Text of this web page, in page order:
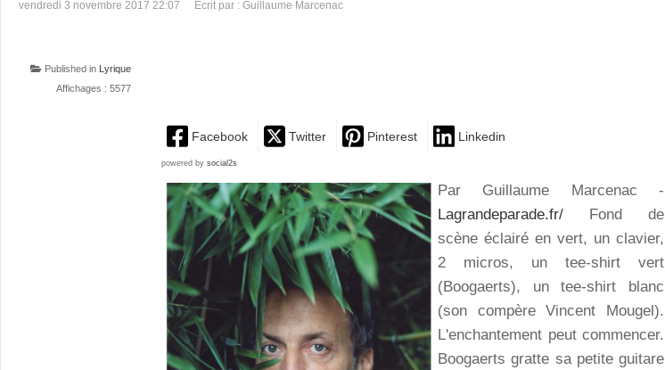
vendredi 3 novembre 2017 22:07 Écrit par : Guillaume Marcenac
Published in
Lyrique
Affichages : 5577
Facebook Twitter Pinterest Linkedin
powered by social2s
Par Guillaume Marcenac -
Lagrandeparade.fr/ Fond de
scène éclairé en vert, un clavier,
2 micros, un tee-shirt vert
(Boogaerts), un tee-shirt blanc
(son compère Vincent Mougel).
L'enchantement peut commencer.
Boogaerts gratte sa petite guitare